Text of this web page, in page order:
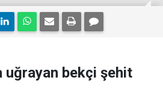
uğrayan bekçi şehit